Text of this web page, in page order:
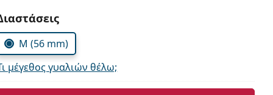
τις παράμετρους
M (56 mm)
μέγεθος γυαλιών θέλω;